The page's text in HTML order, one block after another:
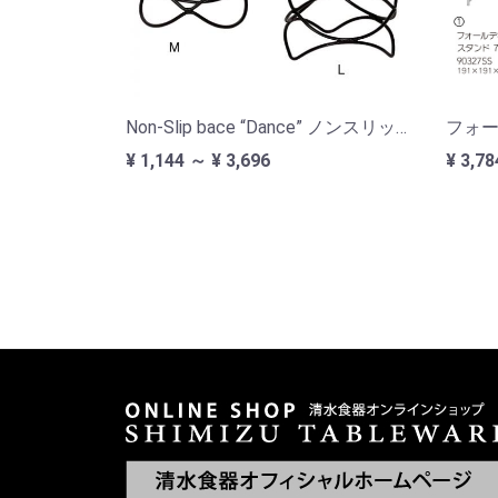
Non-Slip bace “Dance” ノンスリップベース ダンス
¥ 1,144 ～ ¥ 3,696
フォ
¥